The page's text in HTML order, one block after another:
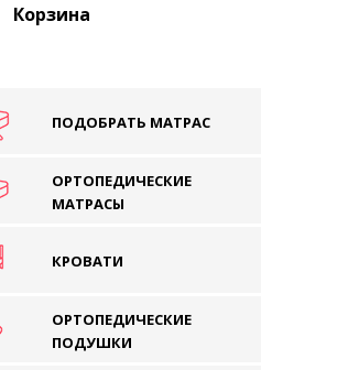
Корзина
ПОДОБРАТЬ МАТРАС
ОРТОПЕДИЧЕСКИЕ
МАТРАСЫ
КРОВАТИ
ОРТОПЕДИЧЕСКИЕ
ПОДУШКИ